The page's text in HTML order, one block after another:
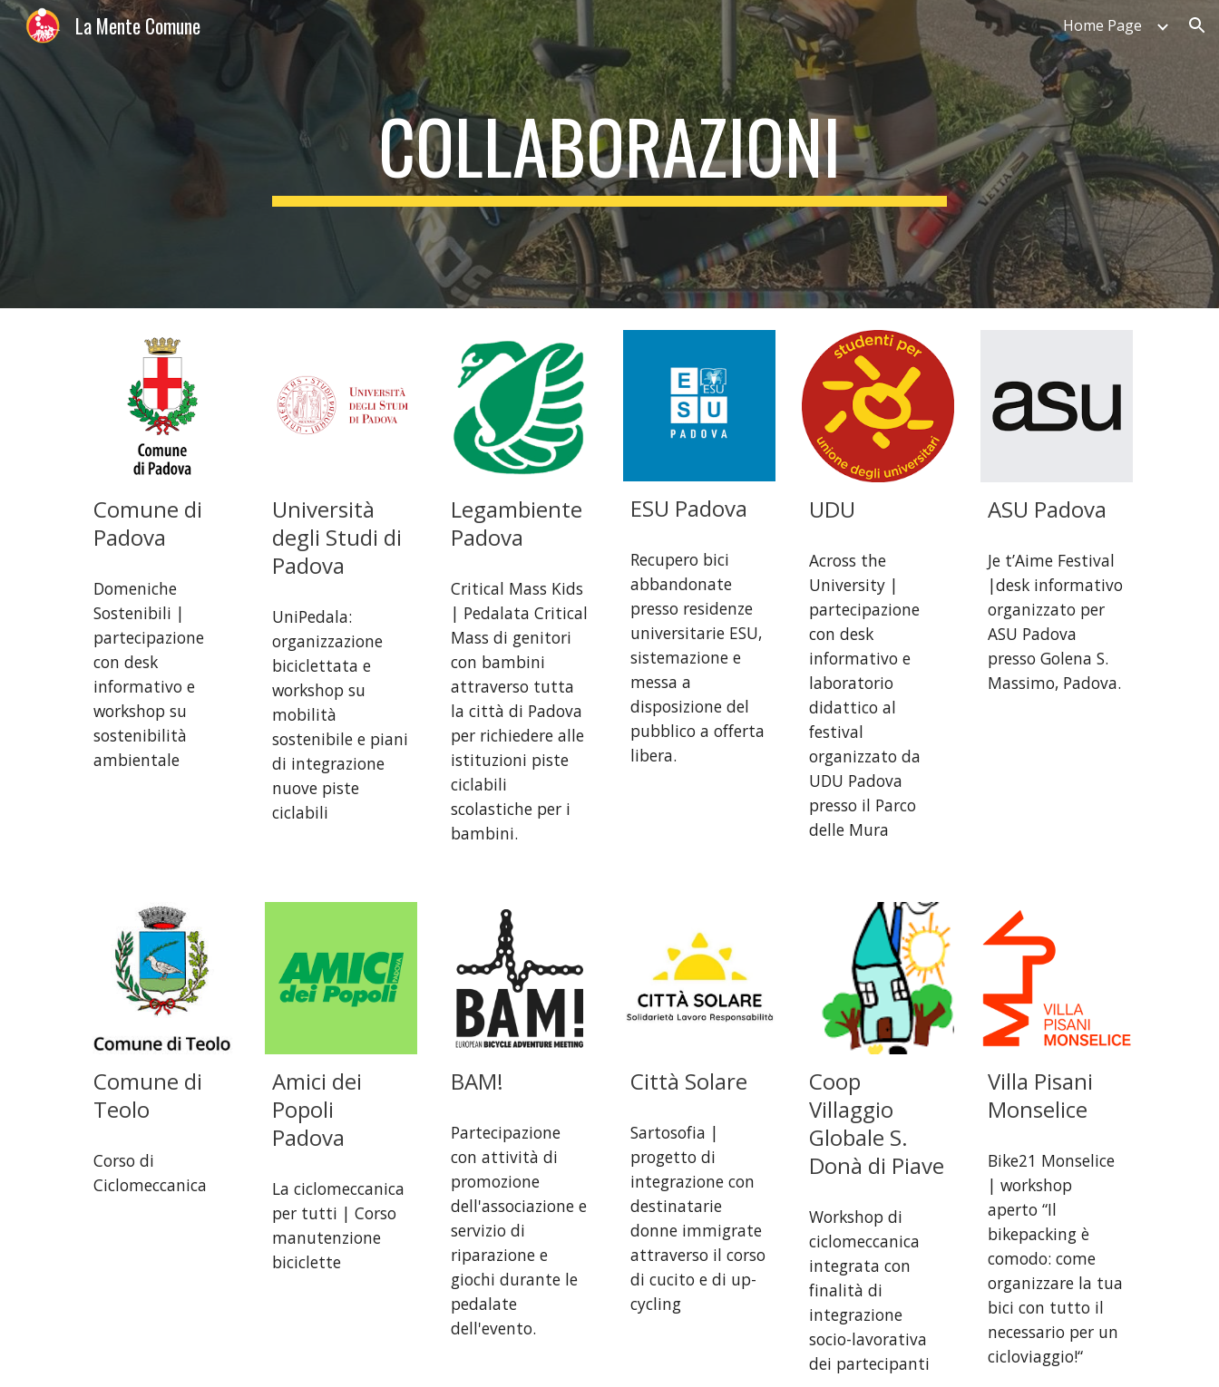
Skip to main content Skip to navigation
La Mente Comune Home Page
COLLABORAZIONI
Comune di
Padova
Domeniche
Sostenibili |
partecipazione
con desk
informativo e
workshop su
sostenibilità
ambientale
Università
degli Studi di
Padova
UniPedala:
organizzazione
biciclettata e
workshop su
mobilità
sostenibile e piani
di integrazione
nuove piste
ciclabili
Legambiente
Padova
Critical Mass Kids
| Pedalata Critical
Mass di genitori
con bambini
attraverso tutta
la città di Padova
per richiedere alle
istituzioni piste
ciclabili
scolastiche per i
bambini.
ESU Padova
Recupero bici
abbandonate
presso residenze
universitarie ESU,
sistemazione e
messa a
disposizione del
pubblico a offerta
libera.
UDU
Across the
University |
partecipazione
con desk
informativo e
laboratorio
didattico al
festival
organizzato da
UDU Padova
presso il Parco
delle Mura
ASU Padova
Je t’Aime Festival
|desk informativo
organizzato per
ASU Padova
presso Golena S.
Massimo, Padova.
Comune di
Teolo
Corso di
Ciclomeccanica
Amici dei
Popoli
Padova
La ciclomeccanica
per tutti | Corso
manutenzione
biciclette
BAM!
Partecipazione
con attività di
promozione
dell'associazione e
servizio di
riparazione e
giochi durante le
pedalate
dell'evento.
Città Solare
Sartosofia |
progetto di
integrazione con
destinatarie
donne immigrate
attraverso il corso
di cucito e di up-
cycling
Coop
Villaggio
Globale S.
Donà di Piave
Workshop di
ciclomeccanica
integrata con
finalità di
integrazione
socio-lavorativa
dei partecipanti
Villa Pisani
Monselice
Bike21 Monselice
| workshop
aperto “Il
bikepacking è
comodo: come
organizzare la tua
bici con tutto il
necessario per un
cicloviaggio!“